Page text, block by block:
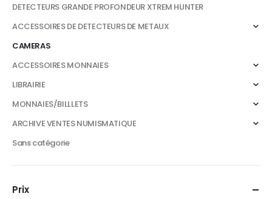
DETECTEURS GRANDE PROFONDEUR XTREM HUNTER
ACCESSOIRES DE DETECTEURS DE METAUX
CAMERAS
ACCESSOIRES MONNAIES
LIBRAIRIE
MONNAIES/BILLLETS
ARCHIVE VENTES NUMISMATIQUE
Sans catégorie
Prix